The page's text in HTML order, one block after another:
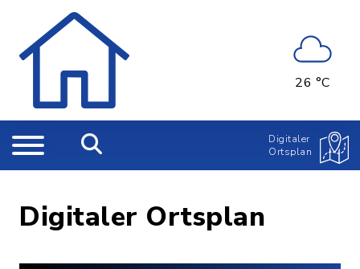
26 °C
Digitaler
Ortsplan
Digitaler Ortsplan